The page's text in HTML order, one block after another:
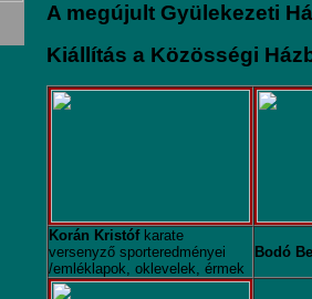
A megújult Gyülekezeti
Kiállítás a Közösségi
Korán Kristófkarate
versenyző sporteredményei
/emléklapok, oklevelek, érmek
Bodó